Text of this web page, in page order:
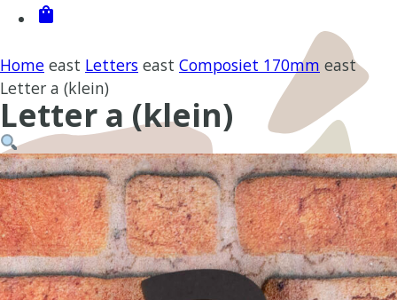
shopping_bag
Home east Letters east Composiet 170mm east
Letter a (klein)
Letter a (klein)